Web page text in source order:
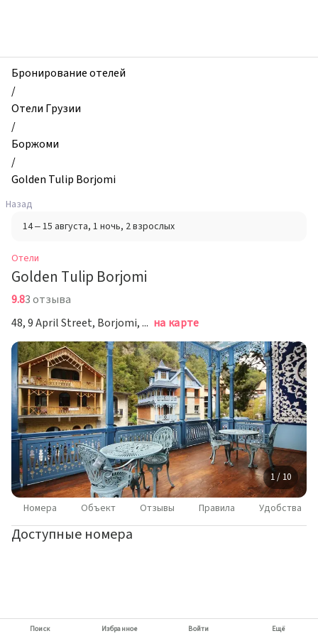
Golden
Tulip
Borjomi,
Боржоми,
Грузия
Бронирование отелей
/
Отели Грузии
/
Боржоми
/
Golden Tulip Borjomi
Назад
14 – 15 августа, 1 ночь, 2 взрослых
Отели
Golden Tulip Borjomi
9.83 отзыва
48, 9 April Street, Borjomi, Боржоми на карте
1 / 10
Номера Объект Отзывы Правила Удобства
Доступные номера
Поиск Избранное Войти Ещё